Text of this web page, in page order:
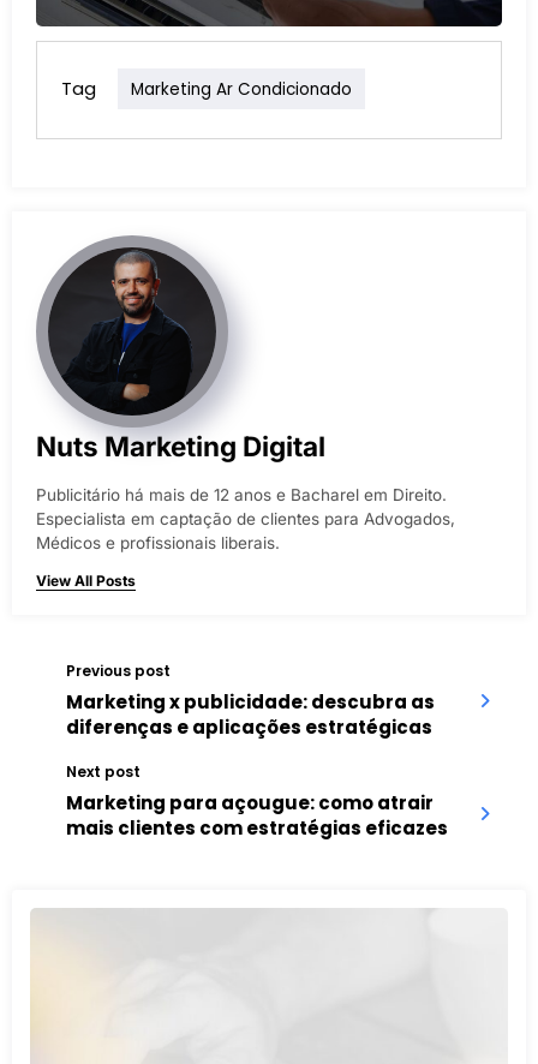
Tag Marketing Ar Condicionado
Nuts Marketing Digital
Publicitário há mais de 12 anos e Bacharel em Direito.
Especialista em captação de clientes para Advogados,
Médicos e profissionais liberais.
View All Posts
Previous post
Marketing x publicidade: descubra as
diferenças e aplicações estratégicas
Next post
Marketing para açougue: como atrair
mais clientes com estratégias eficazes